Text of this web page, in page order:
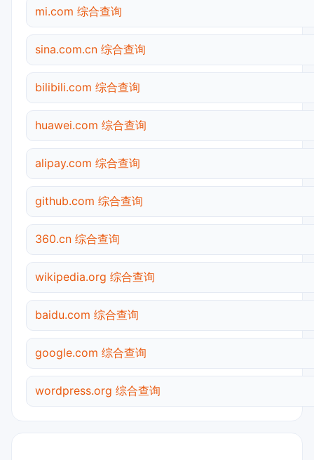
mi.com 综合查询
sina.com.cn 综合查询
bilibili.com 综合查询
huawei.com 综合查询
alipay.com 综合查询
github.com 综合查询
360.cn 综合查询
wikipedia.org 综合查询
baidu.com 综合查询
google.com 综合查询
wordpress.org 综合查询